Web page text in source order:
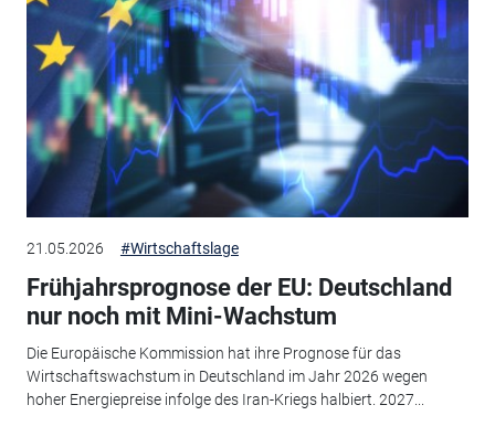
21.05.2026 #Wirtschaftslage
Frühjahrsprognose der EU: Deutschland
nur noch mit Mini-Wachstum
Die Europäische Kommission hat ihre Prognose für das
Wirtschaftswachstum in Deutschland im Jahr 2026 wegen
hoher Energiepreise infolge des Iran-Kriegs halbiert. 2027...